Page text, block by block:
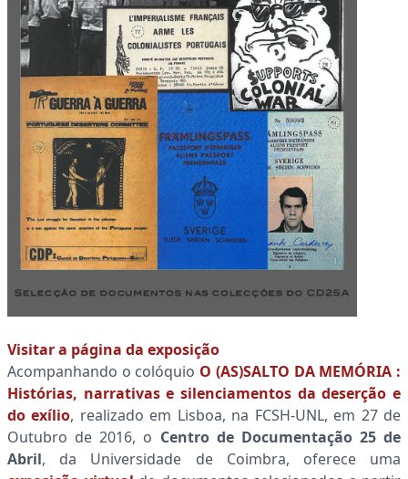
Visitar a página da exposição
Acompanhando o colóquio O (AS)SALTO DA MEMÓRIA :
Histórias, narrativas e silenciamentos da deserção e
do exílio, realizado em Lisboa, na FCSH-UNL, em 27 de
Outubro de 2016, o Centro de Documentação 25 de
Abril, da Universidade de Coimbra, oferece uma